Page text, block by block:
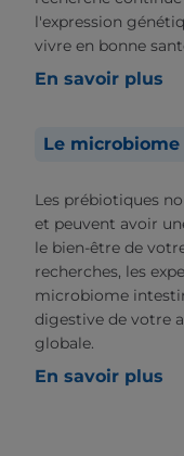
l'expression
vivre en bonne
En savoir plus
Le microbiome
Les prébiotiques
et peuvent avoir
le bien-être de
recherches, les
microbiome
digestive de votre
globale.
En savoir plus